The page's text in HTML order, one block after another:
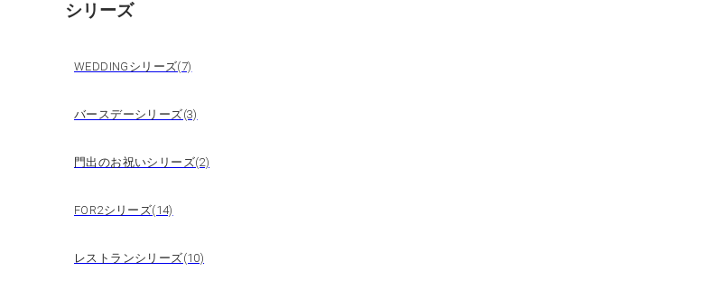
シリーズ
WEDDINGシリーズ(7)
バースデーシリーズ(3)
門出のお祝いシリーズ(2)
FOR2シリーズ(14)
レストランシリーズ(10)